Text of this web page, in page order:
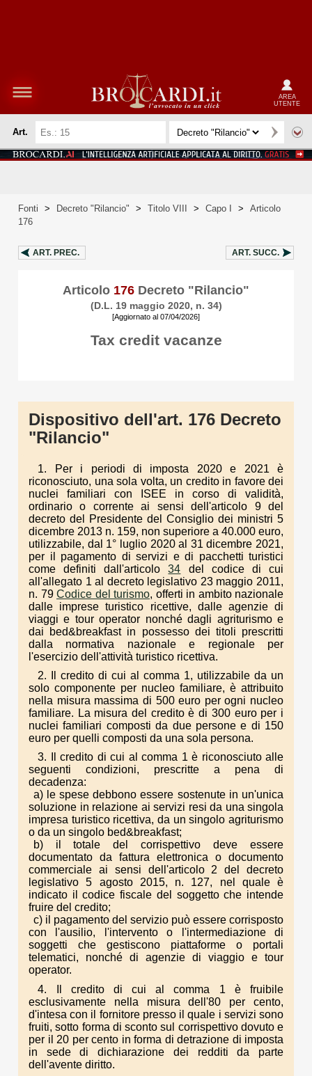
AREA
UTENTE
Art.
Fonti > Decreto "Rilancio" > Titolo VIII > Capo I >
Articolo
176
ART. PREC. ART. SUCC.
Articolo 176 Decreto "Rilancio"
(D.L. 19 maggio 2020, n. 34)
[Aggiornato al 07/04/2026]
Tax credit vacanze
Dispositivo dell'art. 176 Decreto
"Rilancio"
1. Per i periodi di imposta 2020 e 2021 è
riconosciuto, una sola volta, un credito in favore dei
nuclei familiari con ISEE in corso di validità,
ordinario o corrente ai sensi dell'articolo 9 del
decreto del Presidente del Consiglio dei ministri 5
dicembre 2013 n. 159, non superiore a 40.000 euro,
utilizzabile, dal 1° luglio 2020 al 31 dicembre 2021,
per il pagamento di servizi e di pacchetti turistici
come definiti dall'articolo34 del codice di cui
all'allegato 1 al decreto legislativo 23 maggio 2011,
n. 79 Codice del turismo, offerti in ambito nazionale
dalle imprese turistico ricettive, dalle agenzie di
viaggi e tour operator nonché dagli agriturismo e
dai bed&breakfast in possesso dei titoli prescritti
dalla normativa nazionale e regionale per
l'esercizio dell'attività turistico ricettiva.
2. Il credito di cui al comma 1, utilizzabile da un
solo componente per nucleo familiare, è attribuito
nella misura massima di 500 euro per ogni nucleo
familiare. La misura del credito è di 300 euro per i
nuclei familiari composti da due persone e di 150
euro per quelli composti da una sola persona.
3. Il credito di cui al comma 1 è riconosciuto alle
seguenti condizioni, prescritte a pena di
decadenza:
a) le spese debbono essere sostenute in un'unica
soluzione in relazione ai servizi resi da una singola
impresa turistico ricettiva, da un singolo agriturismo
o da un singolo bed&breakfast;
b) il totale del corrispettivo deve essere
documentato da fattura elettronica o documento
commerciale ai sensi dell'articolo 2 del decreto
legislativo 5 agosto 2015, n. 127, nel quale è
indicato il codice fiscale del soggetto che intende
fruire del credito;
c) il pagamento del servizio può essere corrisposto
con l'ausilio, l'intervento o l'intermediazione di
soggetti che gestiscono piattaforme o portali
telematici, nonché di agenzie di viaggio e tour
operator.
4. Il credito di cui al comma 1 è fruibile
esclusivamente nella misura dell'80 per cento,
d'intesa con il fornitore presso il quale i servizi sono
fruiti, sotto forma di sconto sul corrispettivo dovuto e
per il 20 per cento in forma di detrazione di imposta
in sede di dichiarazione dei redditi da parte
dell'avente diritto.